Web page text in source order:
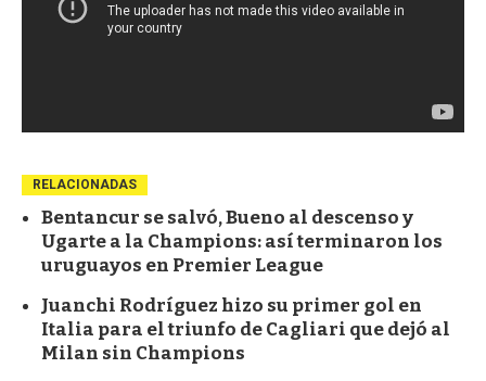
RELACIONADAS
Bentancur se salvó, Bueno al descenso y
Ugarte a la Champions: así terminaron los
uruguayos en Premier League
Juanchi Rodríguez hizo su primer gol en
Italia para el triunfo de Cagliari que dejó al
Milan sin Champions